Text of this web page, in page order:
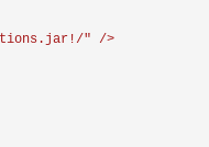
" />